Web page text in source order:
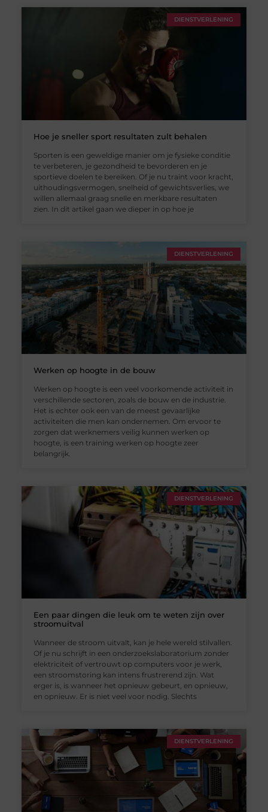
DIENSTVERLENING
Hoe je sneller sport resultaten zult behalen
Sporten is een geweldige manier om je fysieke conditie
te verbeteren, je gezondheid te bevorderen en je
sportieve doelen te bereiken. Of je nu traint voor kracht,
uithoudingsvermogen, snelheid of gewichtsverlies, we
willen allemaal graag snelle en merkbare resultaten
zien. In dit artikel gaan we dieper in op hoe je
DIENSTVERLENING
Werken op hoogte in de bouw
Werken op hoogte is een veel voorkomende activiteit in
verschillende sectoren, zoals de bouw en de industrie.
Het is echter ook een van de meest gevaarlijke
activiteiten die men kan ondernemen. Om ervoor te
zorgen dat werknemers veilig kunnen werken op
hoogte, is een training werken op hoogte zeer
belangrijk.
DIENSTVERLENING
Een paar dingen die leuk om te weten zijn over
stroomuitval
Wanneer de stroom uitvalt, kan je hele wereld stilvallen.
Of je nu schrijft in een onderzoekslaboratorium zonder
elektriciteit of vertrouwt op computers voor je werk,
een stroomstoring kan intens frustrerend zijn. Wat
erger is, is wanneer het opnieuw gebeurt, en opnieuw,
en opnieuw. Er is niet veel voor nodig. Slechts
DIENSTVERLENING